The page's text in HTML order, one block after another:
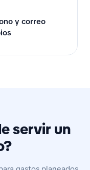
y correo
servir un